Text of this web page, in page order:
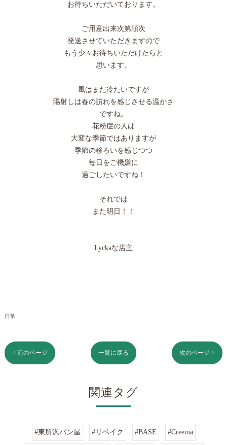
お待ちいただいております。
ご用意出来次第順次
発送させていただきますので
もう少々お待ちいただけたらと
思います。
風はまだ冷たいですが
陽射しは春の訪れを感じさせる温かさ
ですね。
花粉症の人は
大変な季節ではありますが
季節の移ろいを感じつつ
毎日をご機嫌に
過ごしたいですね！
それでは
また明日！！
Lyckaな店主
日常
< 前のページ 一覧に戻る 次のページ >
関連タグ
#東所沢パン屋 #リベイク #BASE #Creema